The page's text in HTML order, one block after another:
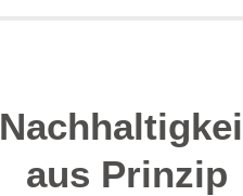
aus Prinzip